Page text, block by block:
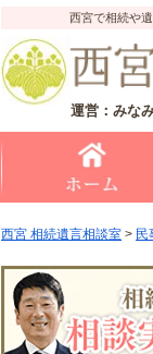
西宮で相続や
運営：みな
西宮 相続遺言相談室 > 民